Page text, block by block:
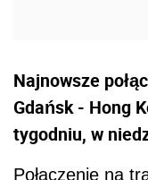
Najnowsze
Gdańsk - Hong
tygodniu, w
Połączenie na